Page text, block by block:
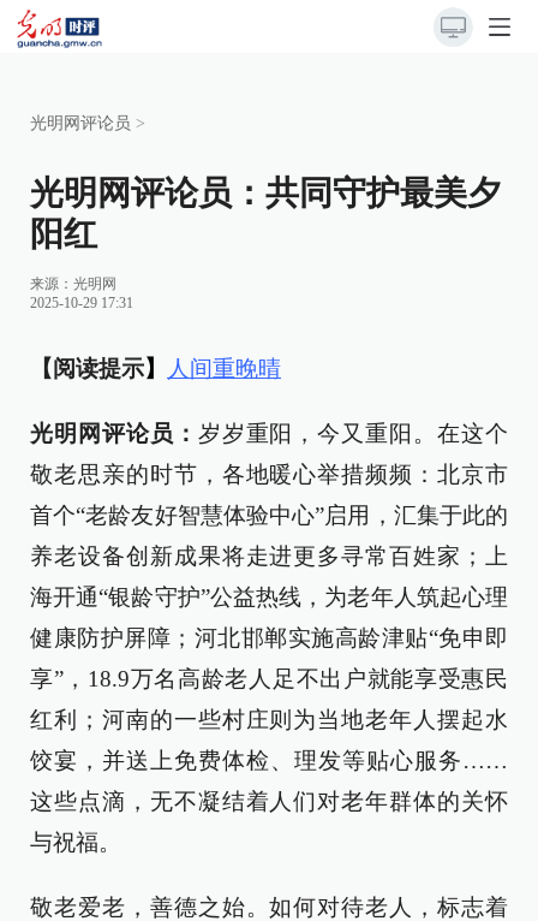
光明网评论员 >
光明网评论员：共同守护最美夕
阳红
来源： 光明网
2025-10-29 17:31
【阅读提示】 人间重晚晴
光明网评论员： 岁岁重阳，今又重阳。在这个
敬老思亲的时节，各地暖心举措频频：北京市
首个“老龄友好智慧体验中心”启用，汇集于此的
养老设备创新成果将走进更多寻常百姓家；上
海开通“银龄守护”公益热线，为老年人筑起心理
健康防护屏障；河北邯郸实施高龄津贴“免申即
享”，18.9万名高龄老人足不出户就能享受惠民
红利；河南的一些村庄则为当地老年人摆起水
饺宴，并送上免费体检、理发等贴心服务……
这些点滴，无不凝结着人们对老年群体的关怀
与祝福。
敬老爱老，善德之始。如何对待老人，标志着